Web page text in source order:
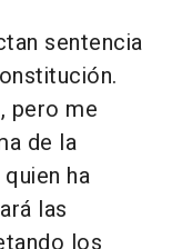
sentencia
pero me
de la
ha
las